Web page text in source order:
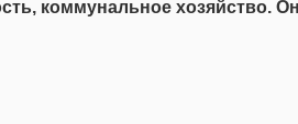
коммунальное хозяйство.